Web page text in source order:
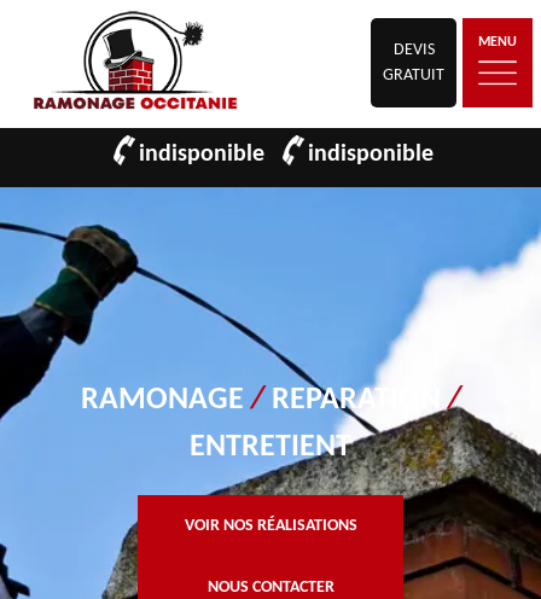
DEVIS
GRATUIT
MENU
indisponible indisponible
RAMONAGE/ REPARATION/
ENTRETIENT
VOIR NOS RÉALISATIONS
NOUS CONTACTER